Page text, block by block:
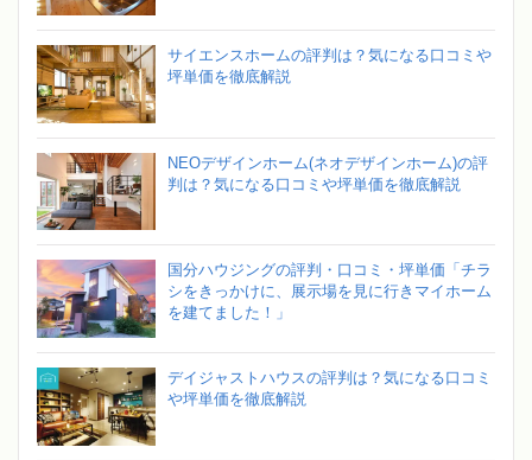
サイエンスホームの評判は？気になる口コミや
坪単価を徹底解説
NEOデザインホーム(ネオデザインホーム)の評
判は？気になる口コミや坪単価を徹底解説
国分ハウジングの評判・口コミ・坪単価「チラ
シをきっかけに、展示場を見に行きマイホーム
を建てました！」
デイジャストハウスの評判は？気になる口コミ
や坪単価を徹底解説